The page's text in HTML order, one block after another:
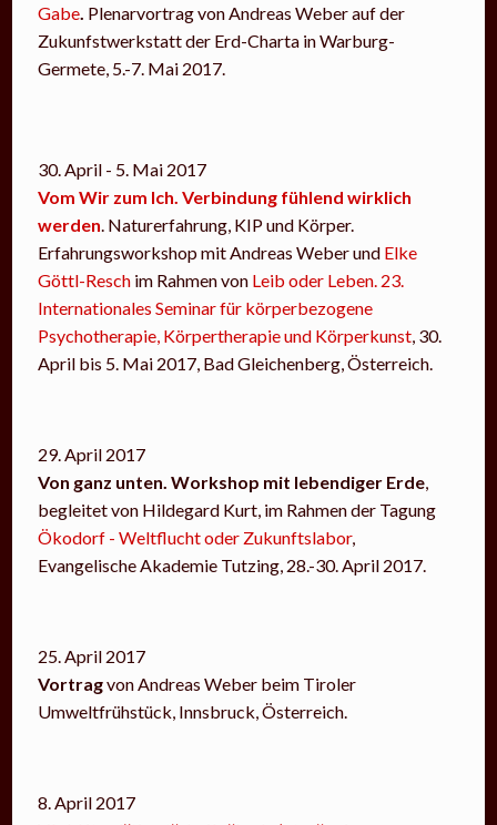
Gabe Plenarvortrag von Andreas Weber auf der
Zukunfstwerkstatt der Erd-Charta in Warburg-
Germete, 5.-7. Mai 2017.
30. April - 5. Mai 2017
Vom Wir zum Ich. Verbindung fühlend wirklich
werden . Naturerfahrung, KIP und Körper.
Erfahrungsworkshop mit Andreas Weber und Elke
Göttl-Resch im Rahmen von Leib oder Leben. 23.
Internationales Seminar für körperbezogene
Psychotherapie, Körpertherapie und Körperkunst , 30.
April bis 5. Mai 2017, Bad Gleichenberg, Österreich.
29. April 2017
Von ganz unten. Workshop mit lebendiger Erde
begleitet von Hildegard Kurt, im Rahmen der Tagung
Ökodorf - Weltflucht oder Zukunftslabor,
Evangelische Akademie Tutzing, 28.-30. April 2017.
25. April 2017
Vortragvon Andreas Weber beim Tiroler
Umweltfrühstück, Innsbruck, Österreich.
8. April 2017